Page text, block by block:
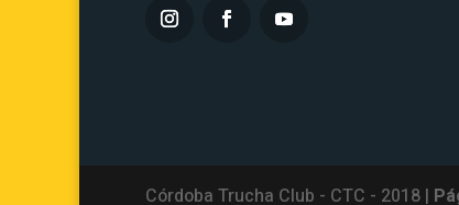
Córdoba Trucha Club - CTC - 2018 |